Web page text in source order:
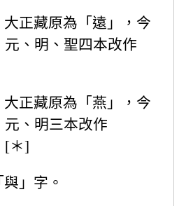
大正藏原為「遠」，今
元、明、聖四本改作
大正藏原為「燕」，今
元、明三本改作
[＊]
」字。